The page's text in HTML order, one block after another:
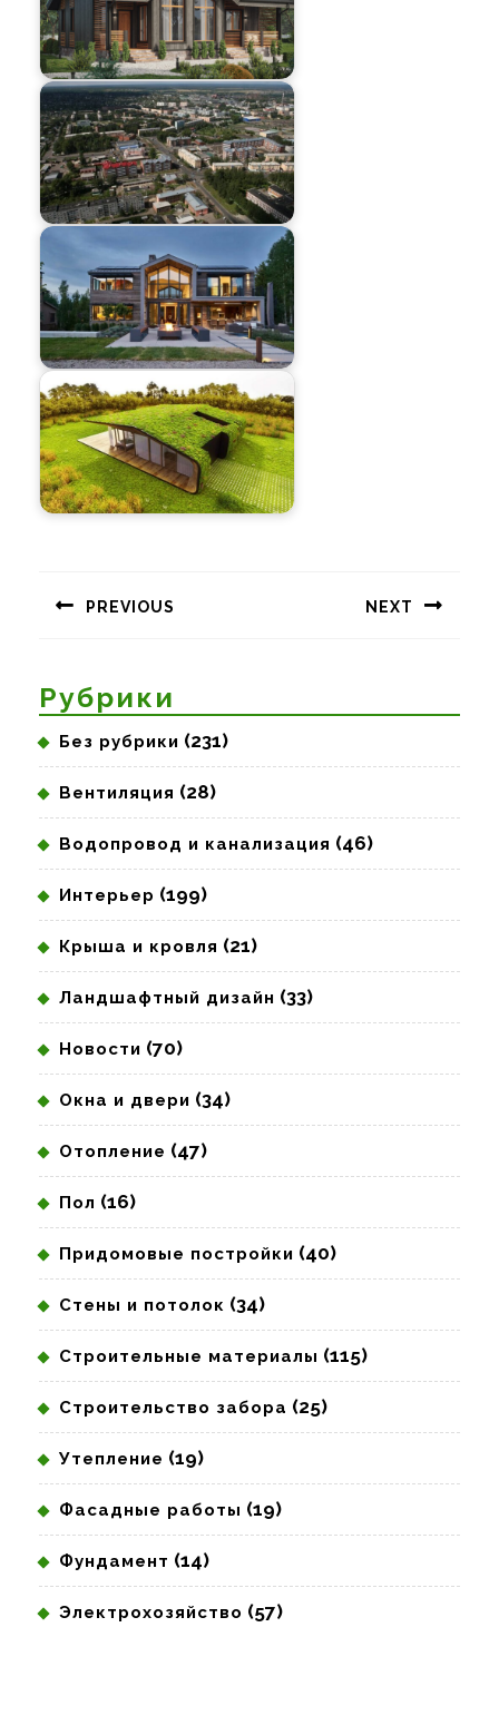
записям
PREVIOUS NEXT
Рубрики
Без рубрики (231)
Вентиляция (28)
Водопровод и канализация (46)
Интерьер (199)
Крыша и кровля (21)
Ландшафтный дизайн (33)
Новости (70)
Окна и двери (34)
Отопление (47)
Пол (16)
Придомовые постройки (40)
Стены и потолок (34)
Строительные материалы (115)
Строительство забора (25)
Утепление (19)
Фасадные работы (19)
Фундамент (14)
Электрохозяйство (57)